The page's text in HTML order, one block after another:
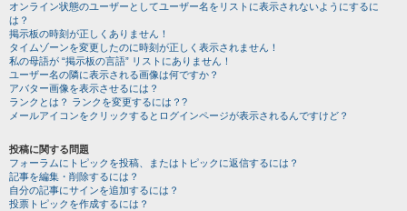
オンライン状態のユーザーとしてユーザー名をリストに表示されないようにするに
は？
掲示板の時刻が正しくありません！
タイムゾーンを変更したのに時刻が正しく表示されません！
私の母語が “掲示板の言語” リストにありません！
ユーザー名の隣に表示される画像は何ですか？
アバター画像を表示させるには？
ランクとは？ ランクを変更するには？?
メールアイコンをクリックするとログインページが表示されるんですけど？
投稿に関する問題
フォーラムにトピックを投稿、またはトピックに返信するには？
記事を編集・削除するには？
自分の記事にサインを追加するには？
投票トピックを作成するには？